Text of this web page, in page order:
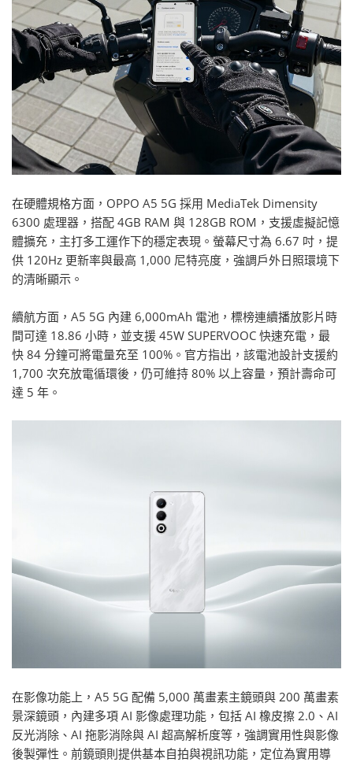
在硬體規格方面，OPPO A5 5G 採用 MediaTek Dimensity
6300 處理器，搭配 4GB RAM 與 128GB ROM，支援虛擬記憶
體擴充，主打多工運作下的穩定表現。螢幕尺寸為 6.67 吋，提
供 120Hz 更新率與最高 1,000 尼特亮度，強調戶外日照環境下
的清晰顯示。
續航方面，A5 5G 內建 6,000mAh 電池，標榜連續播放影片時
間可達 18.86 小時，並支援 45W SUPERVOOC 快速充電，最
快 84 分鐘可將電量充至 100%。官方指出，該電池設計支援約
1,700 次充放電循環後，仍可維持 80% 以上容量，預計壽命可
達 5 年。
在影像功能上，A5 5G 配備 5,000 萬畫素主鏡頭與 200 萬畫素
景深鏡頭，內建多項 AI 影像處理功能，包括 AI 橡皮擦 2.0、AI
反光消除、AI 拖影消除與 AI 超高解析度等，強調實用性與影像
後製彈性。前鏡頭則提供基本自拍與視訊功能，定位為實用導